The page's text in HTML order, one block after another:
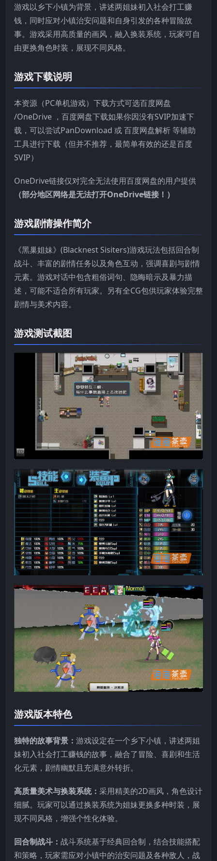
游戏以乡下小镇为背景，讲述两姐妹初入社会打工赚
钱，同时应对小镇治安问题和自身引发的各种冒险故
事。游戏采用高质量的画风，融入换装系统，玩家可自
由更换角色时装，展现不同风格。
游戏下载说明
本资源（PC单机游戏）下载方式可选百度网盘
/OneDrive ，百度网盘下载如果你因没有SVIP加速下
载，可以尝试PanDownload 或 百度网盘解析 等辅助
工具进行下载（但并不推荐，最简单有效的还是百度
SVIP）
OneDrive链接仅对完全无法使用百度网盘的用户提供
（部分地区网络是无法打开OneDrive链接！）
游戏剧情操作简介
《黑巢姐妹》(Blacknest Sisiters)游戏玩法包括回合制
战斗、丰富的剧情任务以及角色互动，强调喜剧与剧情
元素。游戏对话中包含粗俗词句、隐晦暗示及暴力描
述，可能不适合所有玩家。另有全CG包供玩家体验完整
剧情与美术内容。
游戏测试截图
游戏版本特色
独特的故事背景： 游戏设定在一个乡下小镇，讲述两姐
妹初入社会打工赚钱的故事，融合了冒险、喜剧和生活
化元素，剧情幽默且充满意外转折。
高质量美术与换装系统： 采用精美的2D画风，角色设计
细腻。玩家可以通过换装系统为姐妹更换多种时装，展
现不同风格，增强个性化体验。
回合制战斗： 战斗系统基于经典回合制，结合技能搭配
和策略，玩家需应对小镇中的治安问题及各种敌人，战